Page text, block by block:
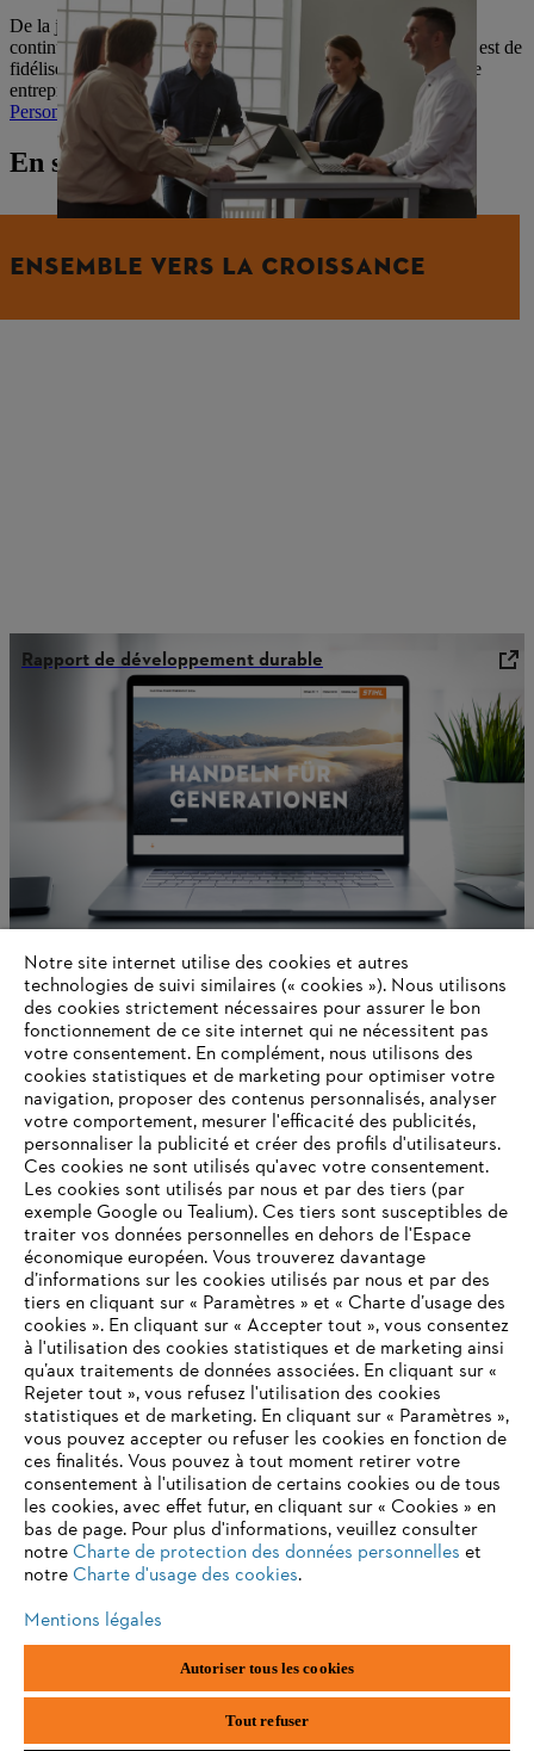
De la juste rémunération aux nombreuses offres de formation
continue en passant par la protection de la santé, notre objectif est de
fidéliser l’ensemble des collaboratrices et collaborateurs à notre
entreprise.
Personnel et formation - informations complémentaires
En savoir plus sur l’univers de Stihl
ENSEMBLE VERS LA CROISSANCE
Rapport de développement durable
À propos de STIHL
Informations pour les fournisseurs
Produits
Contact
Carrière
Système d'alerte
Protection des données
ANDREAS STIHL SAS, Torcy, France
Notre site internet utilise des cookies et autres
technologies de suivi similaires (« cookies »). Nous utilisons
des cookies strictement nécessaires pour assurer le bon
fonctionnement de ce site internet qui ne nécessitent pas
votre consentement. En complément, nous utilisons des
cookies statistiques et de marketing pour optimiser votre
navigation, proposer des contenus personnalisés, analyser
votre comportement, mesurer l'efficacité des publicités,
personnaliser la publicité et créer des profils d'utilisateurs.
Ces cookies ne sont utilisés qu'avec votre consentement.
Les cookies sont utilisés par nous et par des tiers (par
exemple Google ou Tealium). Ces tiers sont susceptibles de
traiter vos données personnelles en dehors de l'Espace
économique européen. Vous trouverez davantage
d’informations sur les cookies utilisés par nous et par des
tiers en cliquant sur « Paramètres » et « Charte d’usage des
cookies ». En cliquant sur « Accepter tout », vous consentez
à l'utilisation des cookies statistiques et de marketing ainsi
qu’aux traitements de données associées. En cliquant sur «
Rejeter tout », vous refusez l'utilisation des cookies
statistiques et de marketing. En cliquant sur « Paramètres »,
vous pouvez accepter ou refuser les cookies en fonction de
ces finalités. Vous pouvez à tout moment retirer votre
consentement à l'utilisation de certains cookies ou de tous
les cookies, avec effet futur, en cliquant sur « Cookies » en
bas de page. Pour plus d'informations, veuillez consulter
notre Charte de protection des données personnelles et
notre Charte d'usage des cookies.
Mentions légales
Autoriser tous les cookies
Tout refuser